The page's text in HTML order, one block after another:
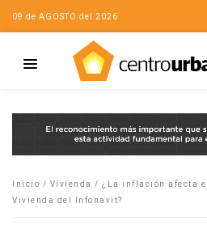
09 de AGOSTO del 2026
Inicio / Vivienda / ¿La inflación afecta
Vivienda del Infonavit?